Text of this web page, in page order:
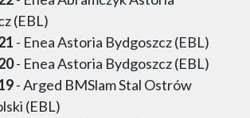
(EBL)
- Enea Astoria Bydgoszcz (EBL)
- Enea Astoria Bydgoszcz (EBL)
- Arged BMSlam Stal Ostrów
(EBL)